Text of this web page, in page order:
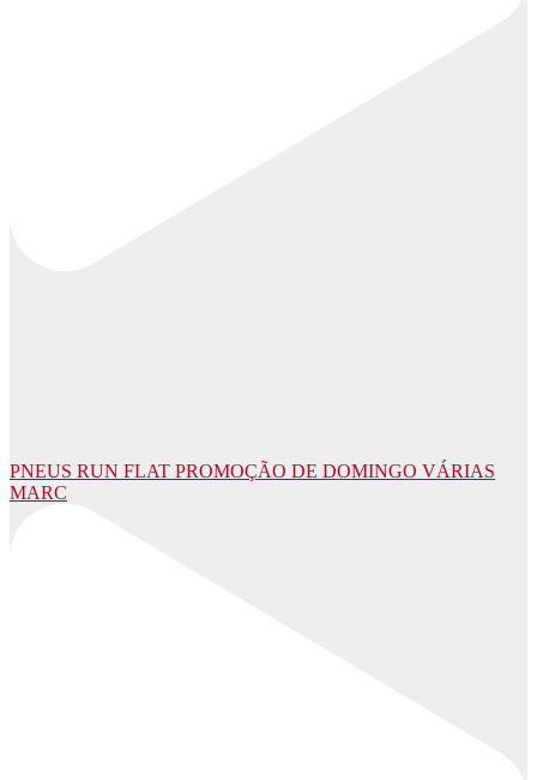
PNEUS RUN FLAT PROMOÇÃO DE DOMINGO VÁRIAS
MARC